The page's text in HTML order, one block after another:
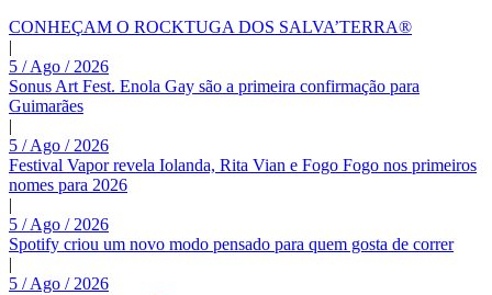
CONHEÇAM O ROCKTUGA DOS SALVA’TERRA®
|
5 / Ago / 2026
Sonus Art Fest. Enola Gay são a primeira confirmação para
Guimarães
|
5 / Ago / 2026
Festival Vapor revela Iolanda, Rita Vian e Fogo Fogo nos primeiros
nomes para 2026
|
5 / Ago / 2026
Spotify criou um novo modo pensado para quem gosta de correr
|
5 / Ago / 2026